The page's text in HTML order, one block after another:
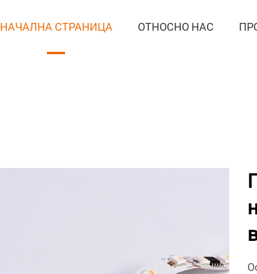
НАЧАЛНА СТРАНИЦА ОТНОСНО НАС